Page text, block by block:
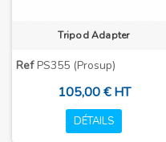
Tripod Adapter
RefPS355 (Prosup)
105,00 € HT
DÉTAILS